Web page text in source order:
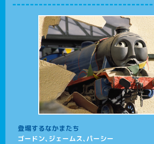
登場するなかまたち
ゴードン、ジェームス、パーシー